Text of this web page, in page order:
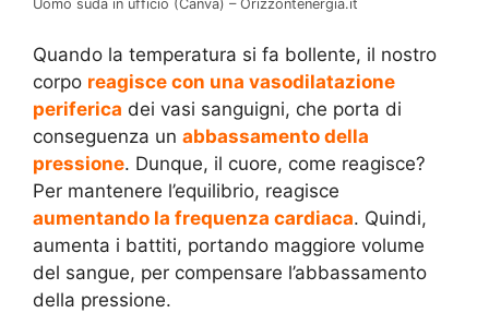
Uomo suda in ufficio (Canva) – Orizzontenergia.it
Quando la temperatura si fa bollente, il nostro
corpo reagisce con una vasodilatazione
periferica dei vasi sanguigni, che porta di
conseguenza un abbassamento della
pressione. Dunque, il cuore, come reagisce?
Per mantenere l’equilibrio, reagisce
aumentando la frequenza cardiaca. Quindi,
aumenta i battiti, portando maggiore volume
del sangue, per compensare l’abbassamento
della pressione.